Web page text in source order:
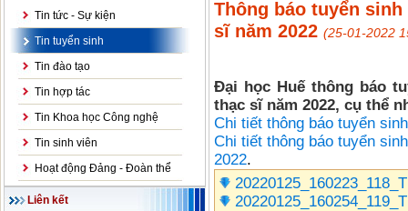
Tin tức - Sự kiện
Tin tuyển sinh
Tin đào tạo
Tin hợp tác
Tin Khoa học Công nghệ
Tin sinh viên
Hoạt động Đảng - Đoàn thể
Liên kết
Thông báo tuyển
sĩ năm 2022 (25-01-2022
Đại học Huế thông báo
thạc sĩ năm 2022, cụ thể
Chi tiết thông báo tuyển
Chi tiết thông báo tuyển
2022.